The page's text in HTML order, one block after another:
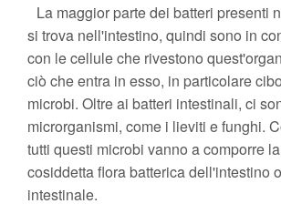
La maggior parte dei batteri presenti
si trova nell'intestino, quindi sono in
con le cellule che rivestono
ciò che entra in esso, in particolare
microbi. Oltre ai batteri intestinali, ci
microrganismi, come i lieviti e funghi.
tutti questi microbi vanno a comporre la
cosiddetta flora batterica dell'intestino
intestinale.